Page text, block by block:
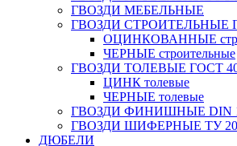
ГВОЗДИ МЕБЕЛЬНЫЕ
ГВОЗДИ СТРОИТЕЛЬНЫЕ
ОЦИНКОВАННЫЕ
ЧЕРНЫЕ строительные
ГВОЗДИ ТОЛЕВЫЕ ГОСТ
ЦИНК толевые
ЧЕРНЫЕ толевые
ГВОЗДИ ФИНИШНЫЕ DIN
ГВОЗДИ ШИФЕРНЫЕ ТУ
ДЮБЕЛИ